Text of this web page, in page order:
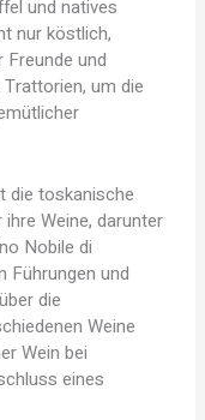
und natives
nur köstlich,
und
um die
die toskanische
Weine, darunter
Nobile di
Führungen und
die
Weine
Wein bei
eines